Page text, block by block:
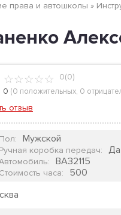
права и автошколы »
0(0)
0 (0 положительных, 0
отзыв
Пол: Мужской
Ручная коробка передач: Да
: ВАЗ2115
Стоимость часа:
500